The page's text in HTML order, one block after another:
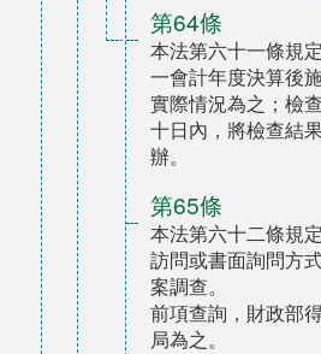
第64條
本法第六十一條規
一會計年度決算後
實際情況為之；檢
十日內，將檢查結
辦。
第65條
本法第六十二條規
訪問或書面詢問方
案調查。
前項查詢，財政部
局為之。